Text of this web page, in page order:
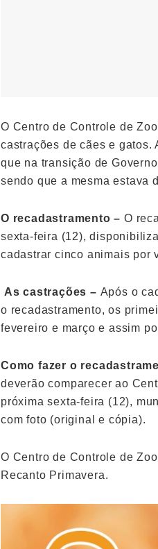
O Centro de Controle de
castrações de cães e
que na transição de
sendo que a mesma estava
O recadastramento – O
sexta-feira (12),
cadastrar cinco animais por
As castrações – Após o
o recadastramento, os
fevereiro e março e assim
Como fazer o
deverão comparecer ao
próxima sexta-feira (12),
com foto (original e cópia).
O Centro de Controle de
Recanto Primavera.